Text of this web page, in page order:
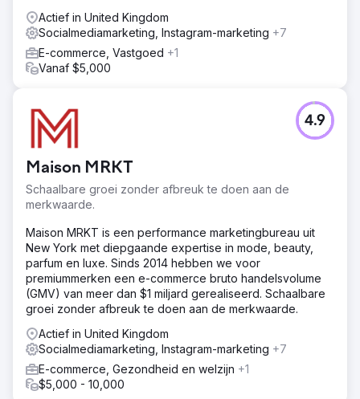
Actief in United Kingdom
Socialmediamarketing, Instagram-marketing +7
E-commerce, Vastgoed +1
Vanaf $5,000
Maison MRKT
Schaalbare groei zonder afbreuk te doen aan de
merkwaarde.
4.9
Maison MRKT is een performance marketingbureau uit
New York met diepgaande expertise in mode, beauty,
parfum en luxe. Sinds 2014 hebben we voor
premiummerken een e-commerce bruto handelsvolume
(GMV) van meer dan $1 miljard gerealiseerd. Schaalbare
groei zonder afbreuk te doen aan de merkwaarde.
Actief in United Kingdom
Socialmediamarketing, Instagram-marketing +7
E-commerce, Gezondheid en welzijn +1
$5,000 - 10,000